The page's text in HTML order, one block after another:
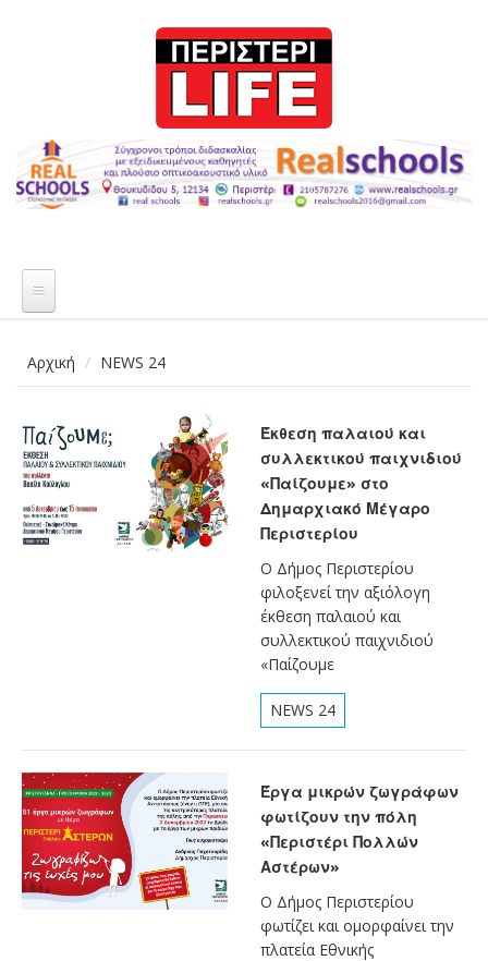
Αρχική NEWS 24
Έκθεση παλαιού και
συλλεκτικού παιχνιδιού
«Παίζουμε» στο
Δημαρχιακό Μέγαρο
Περιστερίου
Ο Δήμος Περιστερίου
φιλοξενεί την αξιόλογη
έκθεση παλαιού και
συλλεκτικού παιχνιδιού
«Παίζουμε
NEWS 24
Έργα μικρών ζωγράφων
φωτίζουν την πόλη
«Περιστέρι Πολλών
Αστέρων»
Ο Δήμος Περιστερίου
φωτίζει και ομορφαίνει την
πλατεία Εθνικής